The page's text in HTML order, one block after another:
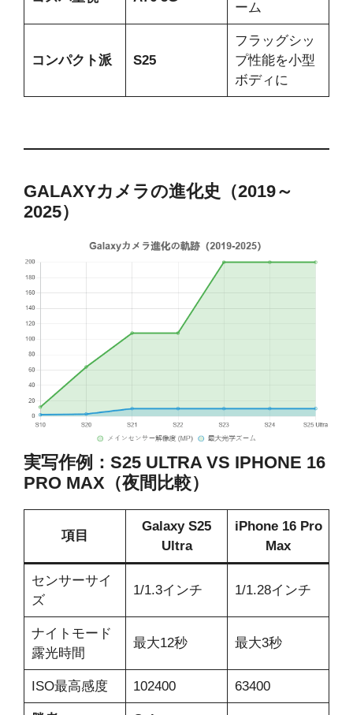
ーム
コンパクト派 S25
フラッグシッ
プ性能を小型
ボディに
GALAXYカメラの進化史（2019～
2025）
実写作例：S25 ULTRA VS IPHONE 16
PRO MAX（夜間比較）
項目
Galaxy S25
Ultra
iPhone 16 Pro
Max
センサーサイ
ズ
1/1.3インチ 1/1.28インチ
ナイトモード
露光時間
最大12秒 最大3秒
ISO最高感度 102400 63400